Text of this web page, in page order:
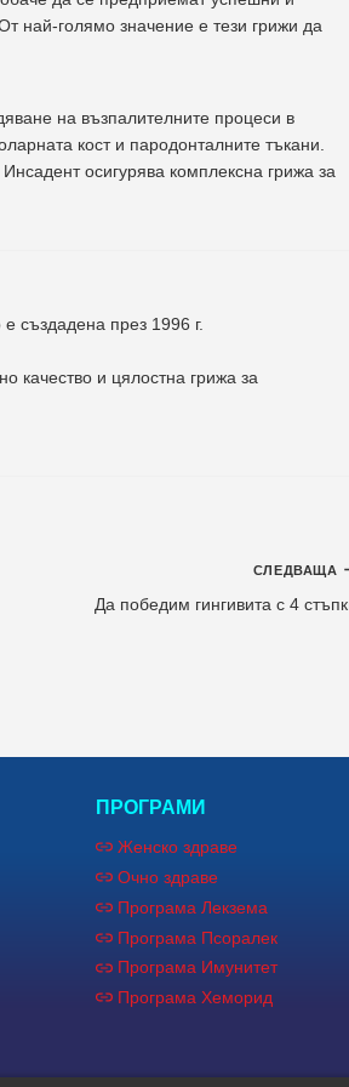
най-голямо значение е тези грижи да
на възпалителните процеси в
кост и пародонталните тъкани.
осигурява комплексна грижа за
е създадена през 1996 г.
и цялостна грижа за
СЛЕДВАЩА
Да победим гингивита с 4
ПРОГРАМИ
Женско здраве
Очно здраве
Програма Лекзема
Програма Псоралек
Програма Имунитет
Програма Хеморид